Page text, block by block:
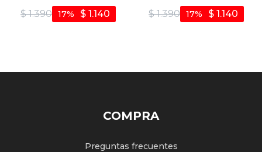
Niño/a Acordonado Con
Velcro - Blanco-plata
$ 1.390 $ 1.140
17
Niño/a Acordonado Con
Velcro - Blanco-
$ 1.390 $ 1.140
17
COMPRA
Preguntas frecuentes